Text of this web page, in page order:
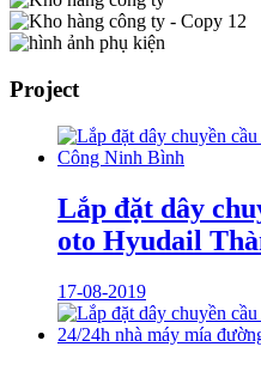
Project
Lắp đặt dây
oto Hyudail
17-08-2019